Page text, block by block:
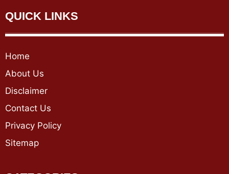
QUICK LINKS
Home
About Us
Disclaimer
Contact Us
Privacy Policy
Sitemap